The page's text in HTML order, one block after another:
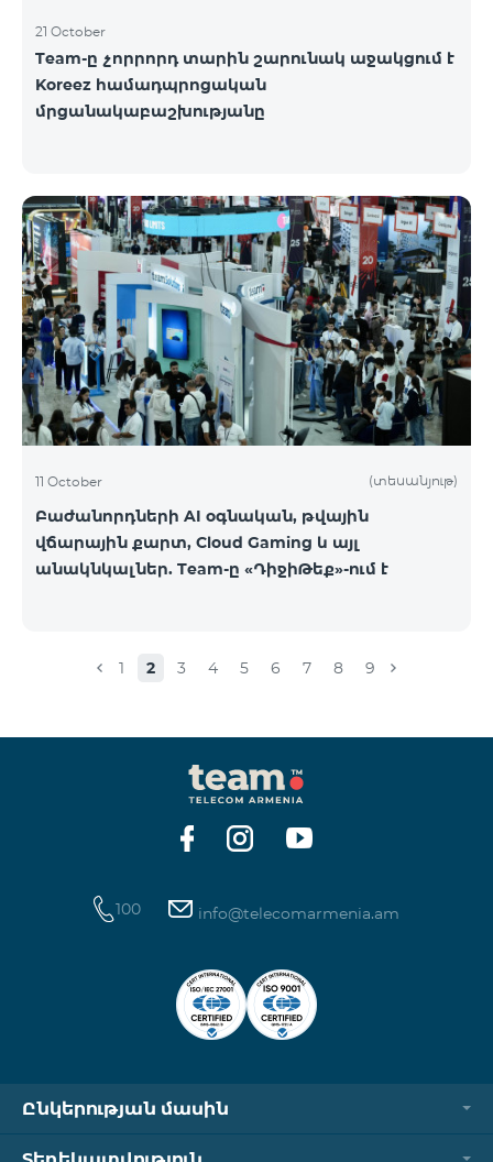
21 October
Team-ը չորրորդ տարին շարունակ աջակցում է
Koreez համադպրոցական
մրցանակաբաշխությանը
11 October (տեսանյութ)
Բաժանորդների AI օգնական, թվային
վճարային քարտ, Cloud Gaming և այլ
անակնկալներ. Team-ը «ԴիջիԹեք»-ում է
1 2 3 4 5 6 7 8 9
100 info@telecomarmenia.am
Ընկերության մասին